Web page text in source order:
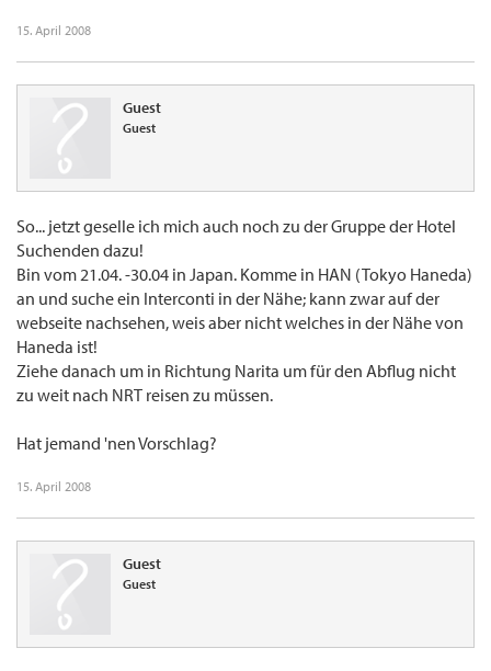
15. April 2008
Guest
Guest
So... jetzt geselle ich mich auch noch zu der Gruppe der Hotel
Suchenden dazu!
Bin vom 21.04. -30.04 in Japan. Komme in HAN (Tokyo Haneda)
an und suche ein Interconti in der Nähe; kann zwar auf der
webseite nachsehen, weis aber nicht welches in der Nähe von
Haneda ist!
Ziehe danach um in Richtung Narita um für den Abflug nicht
zu weit nach NRT reisen zu müssen.
Hat jemand 'nen Vorschlag?
15. April 2008
Guest
Guest